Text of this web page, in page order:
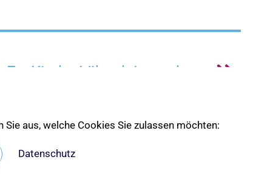
Kirche Lübeck-Lauenburg
aus, welche Cookies Sie zulassen möchten:
Datenschutz